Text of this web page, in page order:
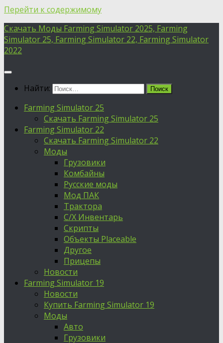
Перейти к содержимому
Скачать Моды Farming Simulator 2025, Farming
Simulator 25, Farming Simulator 22, Farming Simulator
2022
Найти:
Farming Simulator 25
Скачать Farming Simulator 25
Farming Simulator 22
Скачать Farming Simulator 22
Моды
Грузовики
Комбайны
Русские моды
Мод ПАК
Трактора
С/Х Инвентарь
Скрипты
Объекты Placeable
Другое
Прицепы
Новости
Farming Simulator 19
Новости
Купить Farming Simulator 19
Моды
Авто
Грузовики